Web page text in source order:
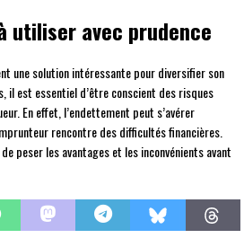
avec prudence
une solution intéressante pour diversifier son
est essentiel d’être conscient des risques
En effet, l’endettement peut s’avérer
rencontre des difficultés financières.
peser les avantages et les inconvénients avant